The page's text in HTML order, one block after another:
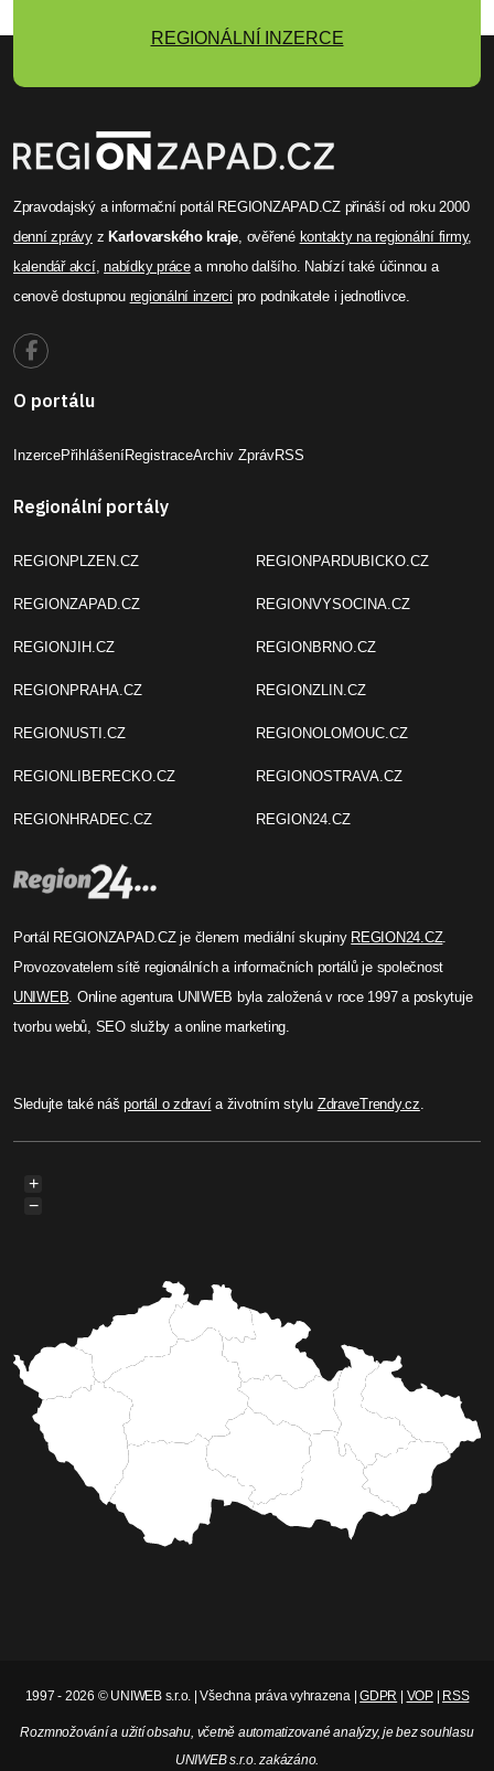
REGIONÁLNÍ INZERCE
Zpravodajský a informační portál REGIONZAPAD.CZ přináší od roku 2000
denní zprávyz Karlovarského kraje , ověřené kontakty na regionální firmy,
kalendář akcí,nabídky prácea mnoho dalšího. Nabízí také účinnou a
cenově dostupnou regionální inzerci pro podnikatele i jednotlivce.
O portálu
InzercePřihlášeníRegistraceArchiv ZprávRSS
Regionální portály
REGIONPLZEN.CZ
REGIONZAPAD.CZ
REGIONJIH.CZ
REGIONPRAHA.CZ
REGIONUSTI.CZ
REGIONLIBERECKO.CZ
REGIONHRADEC.CZ
REGIONPARDUBICKO.CZ
REGIONVYSOCINA.CZ
REGIONBRNO.CZ
REGIONZLIN.CZ
REGIONOLOMOUC.CZ
REGIONOSTRAVA.CZ
REGION24.CZ
Portál REGIONZAPAD.CZ je členem mediální skupiny REGION24.CZ.
Provozovatelem sítě regionálních a informačních portálů je společnost
UNIWEB . Online agentura UNIWEB byla založená v roce 1997 a poskytuje
tvorbu webů, SEO služby a online marketing.
Sledujte také nášportál o zdravía životním stylu ZdraveTrendy.cz
+
−
1997 - 2026 © UNIWEB s.r.o. | Všechna práva vyhrazena |GDPR VOP| RSS
Rozmnožování a užití obsahu, včetně automatizované analýzy, je bez souhlasu
UNIWEB s.r.o. zakázáno.